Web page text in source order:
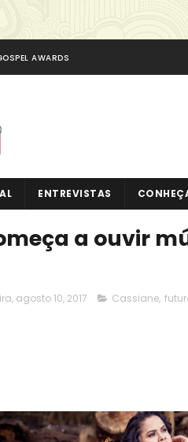
AWARDS
ENTREVISTAS
a ouvir
agosto 10, 2017 Cassiane,